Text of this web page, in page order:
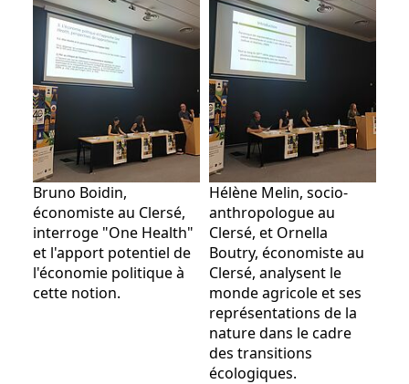
Bruno Boidin,
économiste au Clersé,
interroge "One Health"
et l'apport potentiel de
l'économie politique à
cette notion.
Hélène Melin, socio-
anthropologue au
Clersé, et Ornella
Boutry, économiste au
Clersé, analysent le
monde agricole et ses
représentations de la
nature dans le cadre
des transitions
écologiques.